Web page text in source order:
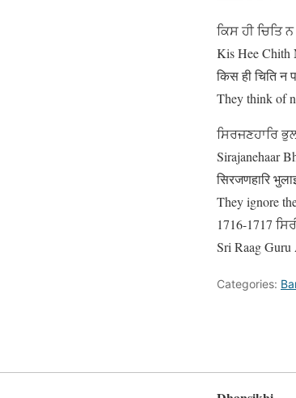
ਕਿਸ ਹੀ ਚਿਤਿ
Kis Hee Chith
किस ही चिति न
They think of
ਸਿਰਜਣਹਾਰਿ
Sirajanehaar
सिरजणहारि
They ignore
1716-1717
Sri Raag
Categories: